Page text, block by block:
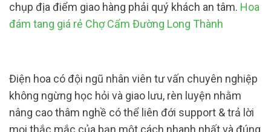
chụp địa điểm giao hàng phải quý khách an tâm. Hoa
đám tang giá rẻ Chợ Cẩm Đường Long Thành
Điện hoa có đội ngũ nhân viên tư vấn chuyên nghiệp
không ngừng học hỏi và giao lưu, rèn luyện nhằm
nâng cao thâm nghề có thể liên đới support & trả lời
mọi thắc mắc của bạn một cách nhanh nhất và đúng